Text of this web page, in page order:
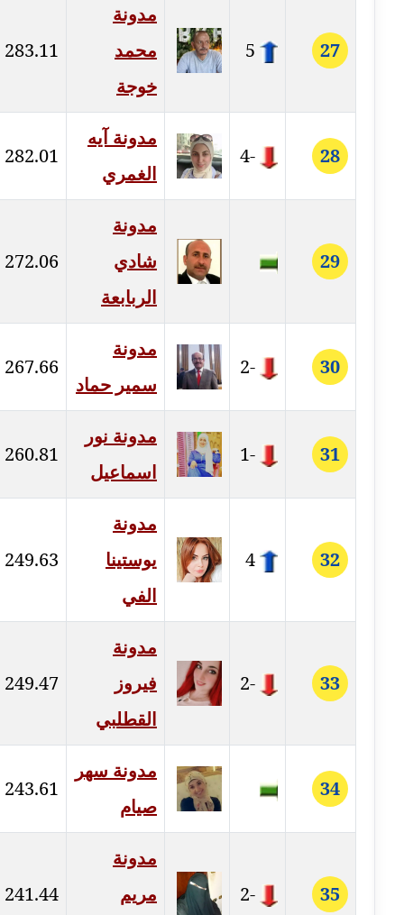
مدونة جلال الخطيب
مدونة جهاد عبد الحميد
عاملة
مدونة جواد الحربي
مدونة جيهان عفيفي
عاملة
مدونة جيهان عوض
مدونة حاتم سلامة
عاملة
مدونة حجازي يونس
مدونة حسن غريب
معلق
مدونة حسن محي الدين
مدونة حسين العلي
عاملة
مدونة حسين درمشاكي
عاملة
27
5
مدونة
محمد
خوجة
283.11
28
-4
مدونة آيه
الغمري
282.01
29
مدونة
شادي
الربابعة
272.06
30
-2
مدونة
سمير حماد
267.66
31
-1
مدونة نور
اسماعيل
260.81
32
4
مدونة
يوستينا
الفي
249.63
33
-2
مدونة
فيروز
القطلبي
249.47
34
مدونة سهر
صيام
243.61
35
-2
مدونة
مريم
241.44